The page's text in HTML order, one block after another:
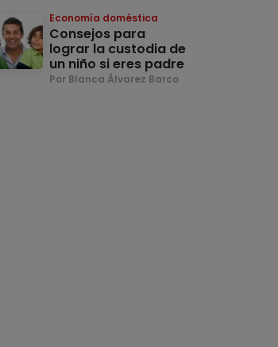
Economía doméstica
Consejos para
lograr la custodia de
un niño si eres padre
Por Blanca Álvarez Barco